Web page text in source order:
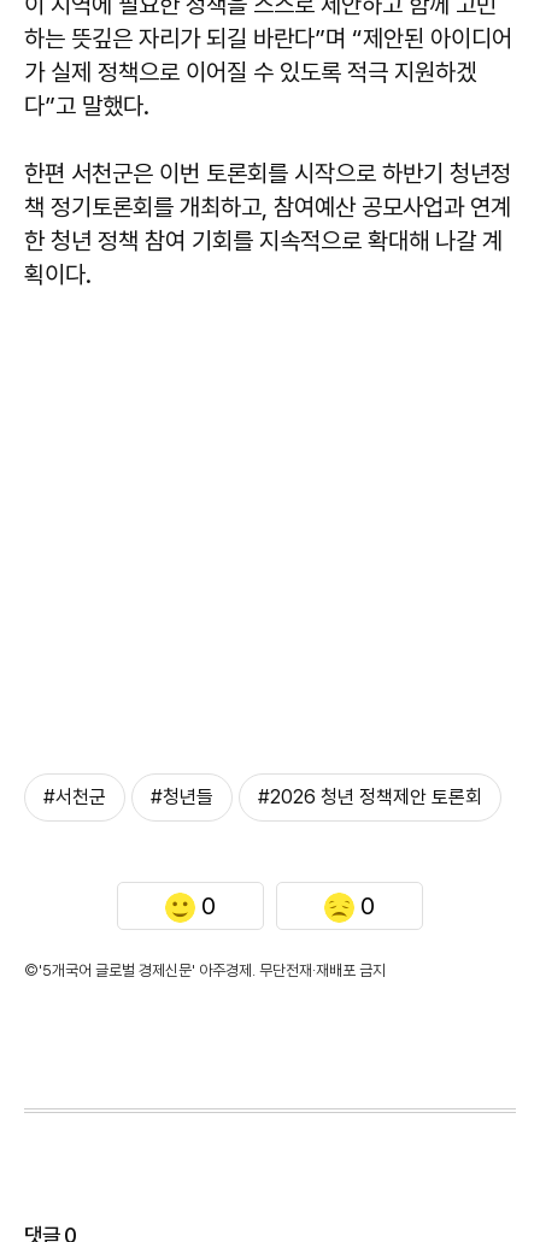
하는 뜻깊은 자리가 되길 바란다”며 “제안된 아이디어
가 실제 정책으로 이어질 수 있도록 적극 지원하겠
다”고 말했다.
한편 서천군은 이번 토론회를 시작으로 하반기 청년정
책 정기토론회를 개최하고, 참여예산 공모사업과 연계
한 청년 정책 참여 기회를 지속적으로 확대해 나갈 계
획이다.
#서천군 #청년들 #2026 청년 정책제안 토론회
0 0
©'5개국어 글로벌 경제신문' 아주경제. 무단전재·재배포 금지
댓글0